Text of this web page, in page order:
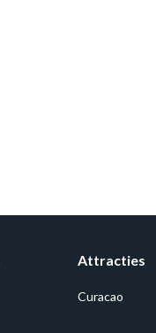
Attracties
Curacao